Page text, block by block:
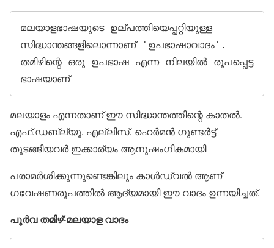
മലയാളഭാഷയുടെ ഉല്പത്തിയെപ്പറ്റിയുള്ള
സിദ്ധാന്തങ്ങളിലൊന്നാണ് 'ഉപഭാഷാവാദം'.
തമിഴിന്റെ ഒരു ഉപഭാഷ എന്ന നിലയില്‍ രൂപപ്പെട്ട
ഭാഷയാണ്
മലയാളം എന്നതാണ് ഈ സിദ്ധാന്തത്തിന്റെ കാതല്‍.
എഫ്.ഡബ്ല്യൂ. എല്ലിസ്, ഹെര്‍മന്‍ ഗുണ്ടര്‍ട്ട്
തുടങ്ങിയവര്‍ ഇക്കാര്യം ആനുഷംഗികമായി
പരാമര്‍ശിക്കുന്നുണ്ടെങ്കിലും കാള്‍ഡ്വല്‍ ആണ്
ഗവേഷണരൂപത്തില്‍ ആദ്യമായി ഈ വാദം ഉന്നയിച്ചത്.
പൂര്‍വ തമിഴ്-മലയാള വാദം